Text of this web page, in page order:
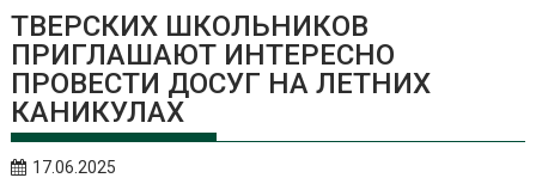
ТВЕРСКИХ ШКОЛЬНИКОВ
ПРИГЛАШАЮТ ИНТЕРЕСНО
ПРОВЕСТИ ДОСУГ НА ЛЕТНИХ
КАНИКУЛАХ
17.06.2025